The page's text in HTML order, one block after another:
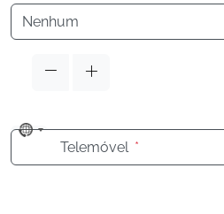
Idioma
No
countryTelemóvel *